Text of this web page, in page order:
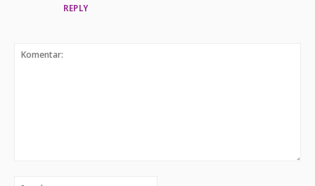
REPLY